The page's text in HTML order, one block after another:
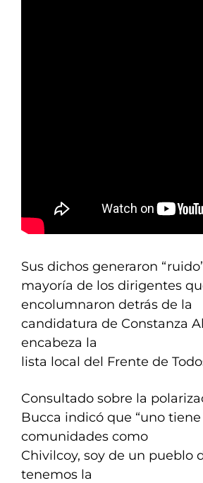
Sus dichos generaron
mayoría de los dirigentes
encolumnaron detrás de la
candidatura de Constanza
encabeza la
lista local del Frente de
Consultado sobre la
Bucca indicó que “uno
comunidades como
Chivilcoy, soy de un pueblo
tenemos la